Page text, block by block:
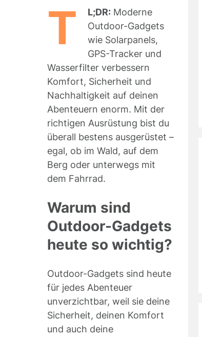
T L;DR: Moderne
Outdoor-Gadgets
wie Solarpanels,
GPS-Tracker und
Wasserfilter verbessern
Komfort, Sicherheit und
Nachhaltigkeit auf deinen
Abenteuern enorm. Mit der
richtigen Ausrüstung bist du
überall bestens ausgerüstet –
egal, ob im Wald, auf dem
Berg oder unterwegs mit
dem Fahrrad.
Warum sind
Outdoor-Gadgets
heute so wichtig?
Outdoor-Gadgets sind heute
für jedes Abenteuer
unverzichtbar, weil sie deine
Sicherheit, deinen Komfort
und auch deine